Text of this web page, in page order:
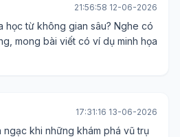
21:56:58 12-06-2026
học từ không gian sâu? Nghe có
mong bài viết có ví dụ minh họa
17:31:16 13-06-2026
ngạc khi những khám phá vũ trụ